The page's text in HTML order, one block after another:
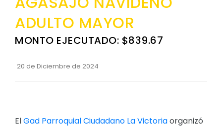
Mapa
Clima
GESTIÓN ADMINISTRATIVA
Plan Anual Contratación - PAC
PRESUPUESTO: EJECUCIÓN Y REPORTES
ADULTO MAYOR
MONTO EJECUTADO: $839.67
20 de Diciembre de 2024
ElGad Parroquial Ciudadano La Victoriaorganizó